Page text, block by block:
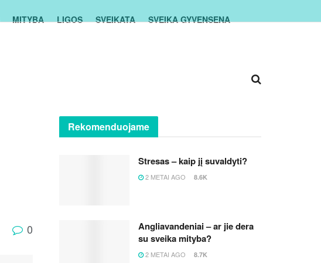
MITYBA LIGOS SVEIKATA SVEIKA GYVENSENA
0
Rekomenduojame
Stresas – kaip jį suvaldyti?
2 METAI AGO 8.6K
Angliavandeniai – ar jie dera
su sveika mityba?
2 METAI AGO 8.7K